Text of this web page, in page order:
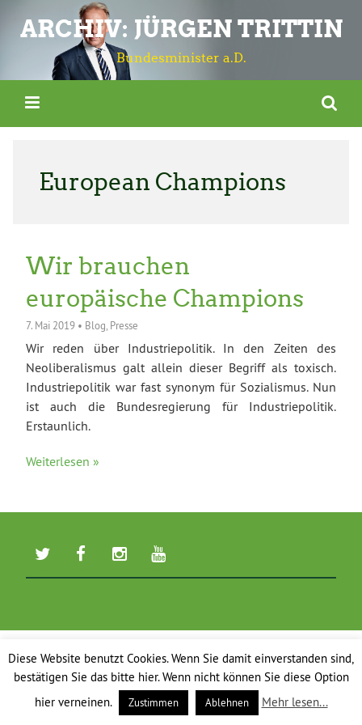
ARCHIV: JÜRGEN TRITTIN
Bundesminister a.D.
European Champions
Wir brauchen
europäische Champions
7. Mai 2019 • Blog Presse
Wir reden über Industriepolitik. In den Zeiten des
Neoliberalismus galt allein dieser Begriff als toxisch.
Industriepolitik war fast synonym für Sozialismus. Nun
ist auch die Bundesregierung für Industriepolitik.
Erstaunlich.
Weiterlesen »
Diese Website benutzt Cookies. Wenn Sie damit einverstanden sind,
bestätigen Sie das bitte hier. Wenn nicht können Sie diese Option
hier verneinen.
Zustimmen Ablehnen Mehr lesen...